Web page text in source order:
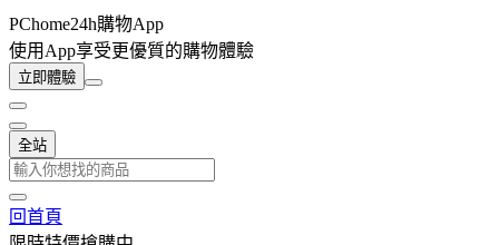
PChome24h購物App
使用App享受更優質的購物體驗
立即體驗
全站
回首頁